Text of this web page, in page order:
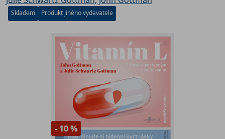
Skladem Produkt jiného vydavatele
- 10 %